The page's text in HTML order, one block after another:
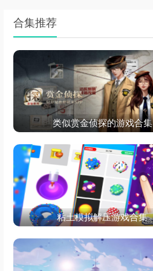
合集推荐
类似赏金侦探的游戏合集
粘土模拟解压游戏合集